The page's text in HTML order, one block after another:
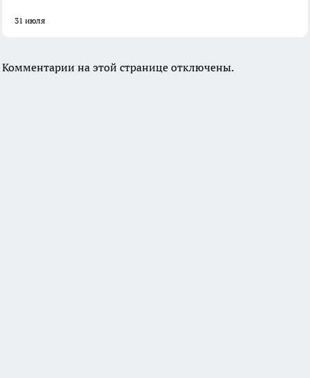
31 июля
Комментарии на этой странице отключены.